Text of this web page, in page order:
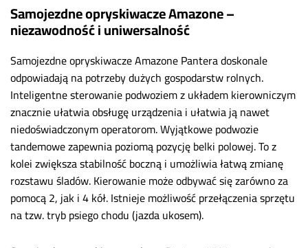
Samojezdne opryskiwacze Amazone –
niezawodność i uniwersalność
Samojezdne opryskiwacze Amazone Pantera doskonale
odpowiadają na potrzeby dużych gospodarstw rolnych.
Inteligentne sterowanie podwoziem z układem kierowniczym
znacznie ułatwia obsługę urządzenia i ułatwia ją nawet
niedoświadczonym operatorom.Wyjątkowe podwozie
tandemowe zapewnia poziomą pozycję belki polowej. To z
kolei zwiększa stabilność boczną i umożliwia łatwą zmianę
rozstawu śladów.Kierowanie może odbywać się zarówno za
pomocą 2, jak i 4 kół. Istnieje możliwość przełączenia sprzętu
na tzw. tryb psiego chodu (jazda ukosem).